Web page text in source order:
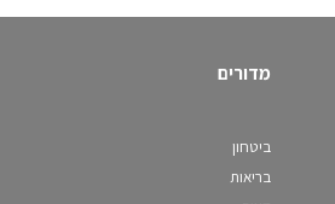
מדורים
ביטחון
בריאות